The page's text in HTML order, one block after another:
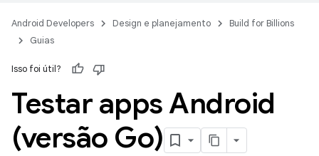
Android Developers Design e planejamento
Build for Billions
Guias
Isso foi útil?
Testar apps Android
(versão Go)